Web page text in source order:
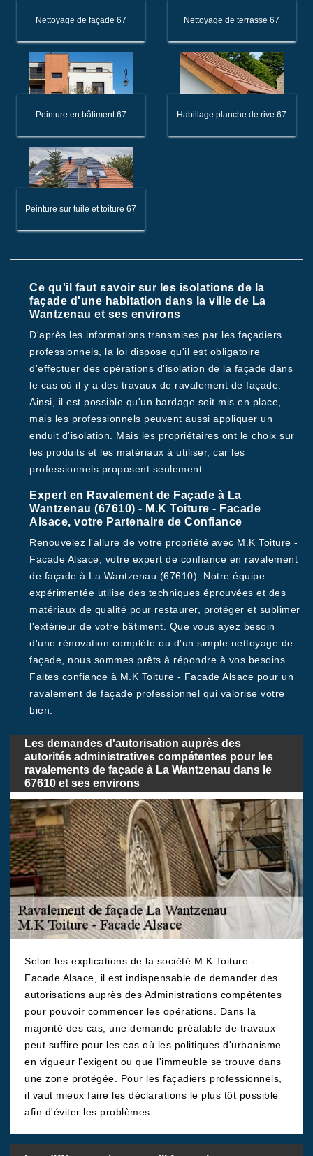
Nettoyage de façade 67 Nettoyage de terrasse 67
Peinture en bâtiment 67 Habillage planche de rive 67
Peinture sur tuile et toiture 67
Ce qu'il faut savoir sur les isolations de la
façade d'une habitation dans la ville de La
Wantzenau et ses environs
D'après les informations transmises par les façadiers
professionnels, la loi dispose qu'il est obligatoire
d'effectuer des opérations d'isolation de la façade dans
le cas où il y a des travaux de ravalement de façade.
Ainsi, il est possible qu'un bardage soit mis en place,
mais les professionnels peuvent aussi appliquer un
enduit d'isolation. Mais les propriétaires ont le choix sur
les produits et les matériaux à utiliser, car les
professionnels proposent seulement.
Expert en Ravalement de Façade à La
Wantzenau (67610) - M.K Toiture - Facade
Alsace, votre Partenaire de Confiance
Renouvelez l'allure de votre propriété avec M.K Toiture -
Facade Alsace, votre expert de confiance en ravalement
de façade à La Wantzenau (67610). Notre équipe
expérimentée utilise des techniques éprouvées et des
matériaux de qualité pour restaurer, protéger et sublimer
l'extérieur de votre bâtiment. Que vous ayez besoin
d'une rénovation complète ou d'un simple nettoyage de
façade, nous sommes prêts à répondre à vos besoins.
Faites confiance à M.K Toiture - Facade Alsace pour un
ravalement de façade professionnel qui valorise votre
bien.
Les demandes d'autorisation auprès des
autorités administratives compétentes pour les
ravalements de façade à La Wantzenau dans le
67610 et ses environs
Selon les explications de la société M.K Toiture -
Facade Alsace, il est indispensable de demander des
autorisations auprès des Administrations compétentes
pour pouvoir commencer les opérations. Dans la
majorité des cas, une demande préalable de travaux
peut suffire pour les cas où les politiques d'urbanisme
en vigueur l'exigent ou que l'immeuble se trouve dans
une zone protégée. Pour les façadiers professionnels,
il vaut mieux faire les déclarations le plus tôt possible
afin d'éviter les problèmes.